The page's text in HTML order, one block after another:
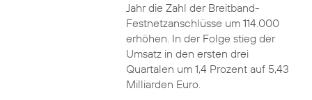
Jahr die Zahl der Breitband-
Festnetzanschlüsse um 114.000
erhöhen. In der Folge stieg der
Umsatz in den ersten drei
Quartalen um 1,4 Prozent auf 5,43
Milliarden Euro.